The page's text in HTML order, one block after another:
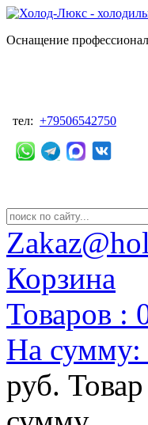
Оснащение
тел: +79506542750
Корзина
Товаров :
На сумму:
руб.